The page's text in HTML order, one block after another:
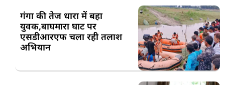
गंगा की तेज धारा में बहा
युवक,बाघमारा घाट पर
एसडीआरएफ चला रही तलाश
अभियान